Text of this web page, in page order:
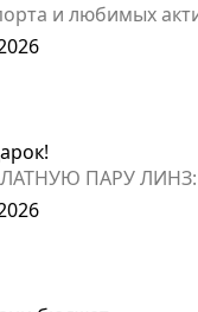
и любимых
на товары для
терапевту в
на сайте.
ПАРУ ЛИНЗ:1.
без
в течение